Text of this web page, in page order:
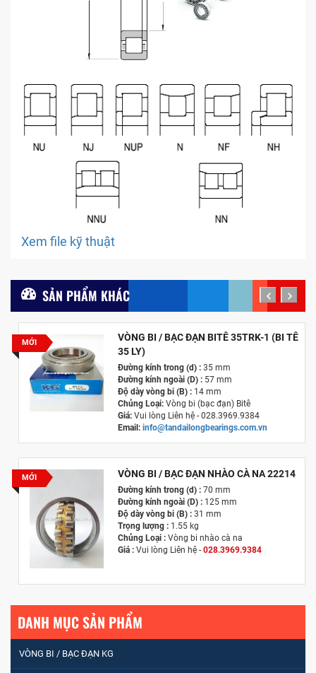
Xem file kỹ thuật
SẢN PHẨM KHÁC
MỚI
VÒNG BI / BẠC ĐẠN BITÊ 35TRK-1 (BI TÊ
35 LY)
Đường kính trong (d) :35 mm
Đường kính ngoài (D) :57 mm
Độ dày vòng bi (B) :14 mm
Chủng Loại: Vòng bi (bạc đạn) Bitê
Giá:Vui lòng Liên hệ - 028.3969.9384
Email: info@tandailongbearings.com.vn
MỚI VÒNG BI / BẠC ĐẠN NHÀO CÀ NA 22214
Đường kính trong (d) :70 mm
Đường kính ngoài (D) :125 mm
Độ dày vòng bi (B) :31 mm
Trọng lượng : 1.55 kg
Chủng Loại : Vòng bi nhào cà na
Giá :Vui lòng Liên hệ - 028.3969.9384
prev next
DANH MỤC SẢN PHẨM
VÒNG BI / BẠC ĐẠN KG